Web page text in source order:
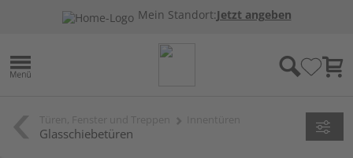
Mein Standort:Jetzt angeben
Glasschiebetüren